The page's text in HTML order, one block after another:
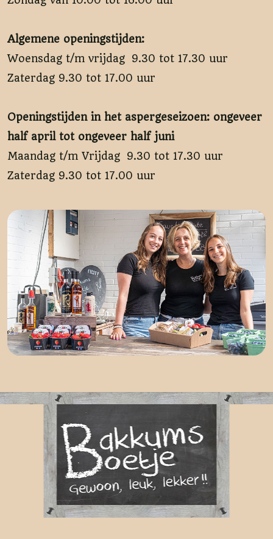
Algemene openingstijden:
Woensdag t/m vrijdag 9.30 tot 17.30 uur
Zaterdag 9.30 tot 17.00 uur
Openingstijden in het aspergeseizoen: ongeveer
half april tot ongeveer half juni
Maandag t/m Vrijdag 9.30 tot 17.30 uur
Zaterdag 9.30 tot 17.00 uur